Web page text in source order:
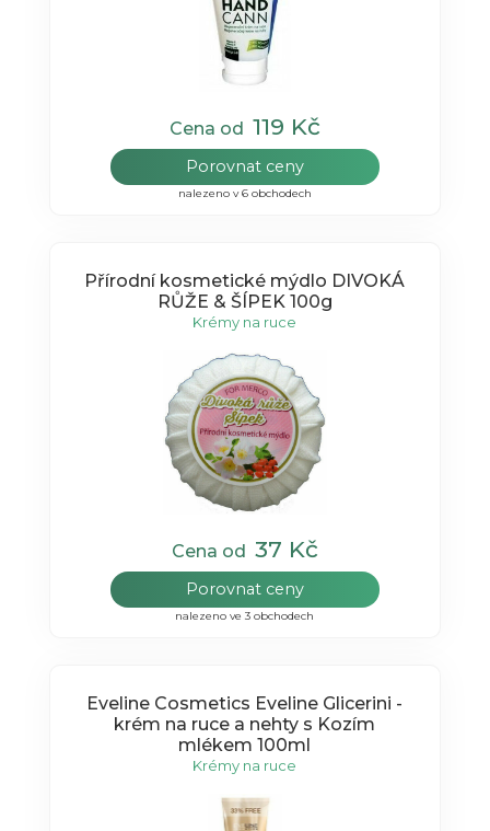
Cena od 119 Kč
Porovnat ceny
nalezeno v 6 obchodech
Přírodní kosmetické mýdlo DIVOKÁ
RŮŽE & ŠÍPEK 100g
Krémy na ruce
Cena od 37 Kč
Porovnat ceny
nalezeno ve 3 obchodech
Eveline Cosmetics Eveline Glicerini -
krém na ruce a nehty s Kozím
mlékem 100ml
Krémy na ruce